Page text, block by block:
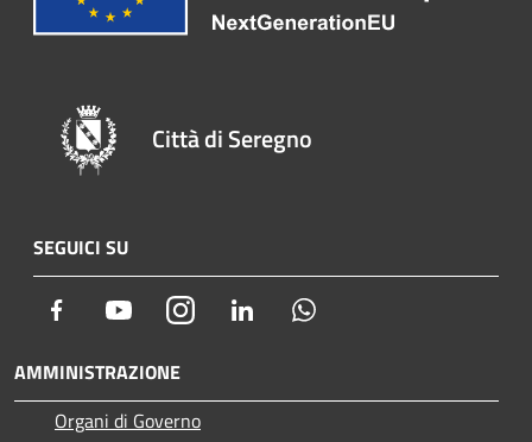
Città di Seregno
SEGUICI SU
Facebook YoutubeInstagram LinkedIn
AMMINISTRAZIONE
Organi di Governo